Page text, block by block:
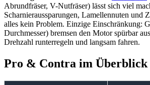
Abrundfräser, V-Nutfräser) lässt sich viel
Scharnieraussparungen, Lamellennuten und
alles kein Problem. Einzige Einschränkung:
Durchmesser) bremsen den Motor spürbar
Drehzahl runterregeln und langsam fahren.
Pro & Contra im Überblick